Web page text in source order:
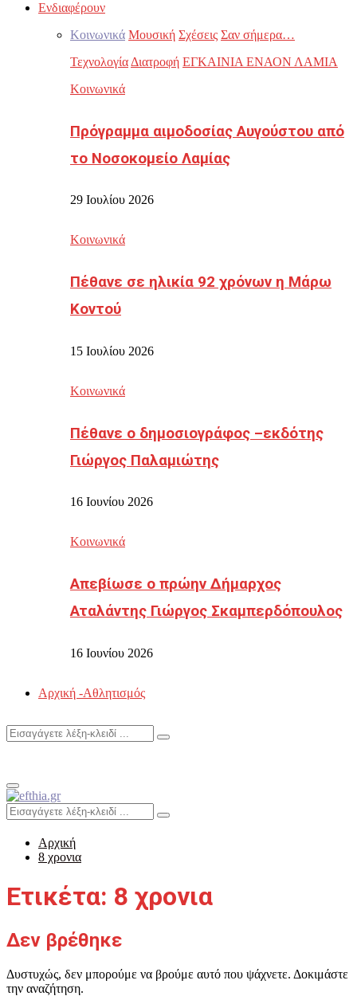
Ενδιαφέρουν
Κοινωνικά Μουσική Σχέσεις Σαν σήμερα…
Τεχνολογία Διατροφή ΕΓΚΑΙΝΙΑ ΕΝΑΟΝ ΛΑΜΙΑ
Κοινωνικά
Πρόγραμμα αιμοδοσίας Αυγούστου από
το Νοσοκομείο Λαμίας
29 Ιουλίου 2026
Κοινωνικά
Πέθανε σε ηλικία 92 χρόνων η Μάρω
Κοντού
15 Ιουλίου 2026
Κοινωνικά
Πέθανε ο δημοσιογράφος –εκδότης
Γιώργος Παλαμιώτης
16 Ιουνίου 2026
Κοινωνικά
Απεβίωσε ο πρώην Δήμαρχος
Αταλάντης Γιώργος Σκαμπερδόπουλος
16 Ιουνίου 2026
Αρχική -Αθλητισμός
Search
Search
Primary
Menu
Search
for:
Search
Αρχική
8 χρονια
Ετικέτα: 8 χρονια
Δεν βρέθηκε
Δυστυχώς, δεν μπορούμε να βρούμε αυτό που ψάχνετε. Δοκιμάστε
την αναζήτηση.